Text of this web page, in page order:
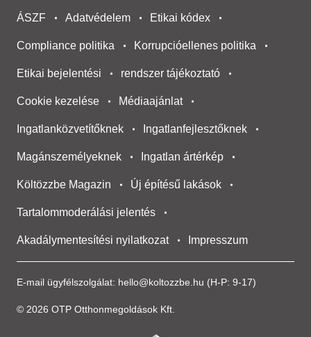
E-mail ügyfélszolgálat: hello@koltozzbe.hu (H-P: 9-17)
© 2026 OTP Otthonmegoldások Kft.
ÁSZF Adatvédelem Etikai kódex
Compliance politika Korrupcióellenes politika
Etikai bejelentési rendszer tájékoztató
Cookie kezelése Médiaajánlat
Ingatlanközvetítőknek Ingatlanfejlesztőknek
Magánszemélyeknek Ingatlan ártérkép
Költözzbe Magazin Új építésű lakások
Tartalommoderálási jelentés
Akadálymentesítési nyilatkozat Impresszum